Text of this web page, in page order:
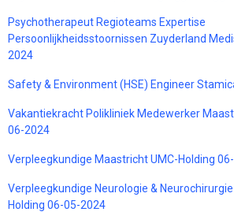
Psychotherapeut Regioteams Expertise
Persoonlijkheidsstoornissen Zuyderland
2024
Safety & Environment (HSE) Engineer
Vakantiekracht Polikliniek Medewerker
06-2024
Verpleegkundige Maastricht UMC-Holding
Verpleegkundige Neurologie &
Holding 06-05-2024